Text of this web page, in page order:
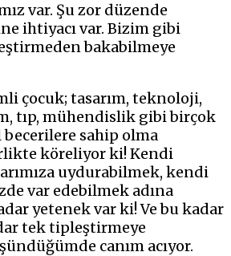
var. Şu zor düzende
ihtiyacı var. Bizim gibi
bakabilmeye
çocuk; tasarım, teknoloji,
tıp, mühendislik gibi birçok
sahip olma
köreliyor ki! Kendi
uydurabilmek, kendi
var edebilmek adına
yetenek var ki! Ve bu kadar
tek tipleştirmeye
canım acıyor.